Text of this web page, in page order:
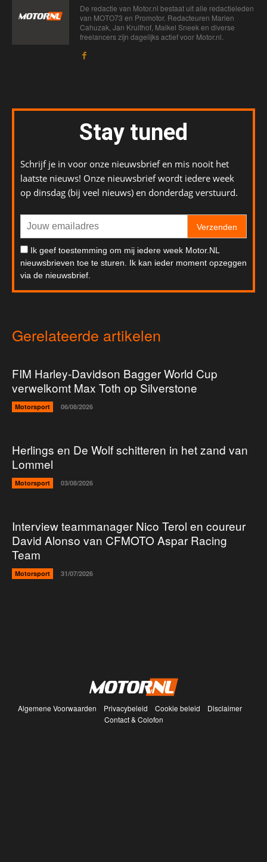
De redactie van Motor.nl bestaat uit alle redactieleden
van MOTO73 en Promotor. Redacteuren Marien
Cahuzak, Jan Kruithof, Maikel Sneek en diverse
freelancers zijn dagelijks actief voor Motor.nl.
Stay tuned
Schrijf je in voor onze nieuwsbrief en mis nooit het
laatste nieuws! Onze nieuwsbrief wordt iedere week
op dinsdag (bij veel nieuws) en donderdag verstuurd.
Verzenden
Ik geef toestemming om mij iedere week Motor.NL
nieuwsbrieven toe te sturen. Ik kan ieder moment opzeggen
via de nieuwsbrief.
Gerelateerde artikelen
FIM Harley-Davidson Bagger World Cup
verwelkomt Max Toth op Silverstone
Motorsport 06/08/2026
Herlings en De Wolf schitteren in het zand van
Lommel
Motorsport 03/08/2026
Interview teammanager Nico Terol en coureur
David Alonso van CFMOTO Aspar Racing
Team
Motorsport 31/07/2026
Algemene Voorwaarden Privacybeleid Cookie beleid
Disclaimer
Contact & Colofon